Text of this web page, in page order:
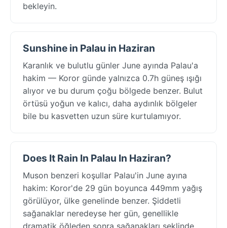
bekleyin.
Sunshine in Palau in Haziran
Karanlık ve bulutlu günler June ayında Palau'a
hakim — Koror günde yalnızca 0.7h güneş ışığı
alıyor ve bu durum çoğu bölgede benzer. Bulut
örtüsü yoğun ve kalıcı, daha aydınlık bölgeler
bile bu kasvetten uzun süre kurtulamıyor.
Does It Rain In Palau In Haziran?
Muson benzeri koşullar Palau'in June ayına
hakim: Koror'de 29 gün boyunca 449mm yağış
görülüyor, ülke genelinde benzer. Şiddetli
sağanaklar neredeyse her gün, genellikle
dramatik öğleden sonra sağanakları şeklinde